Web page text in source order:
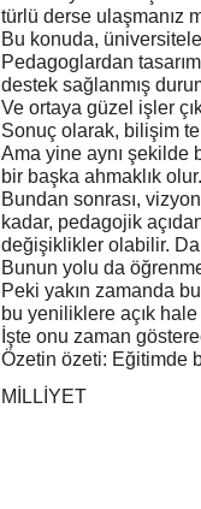
türlü derse ulaşmanız
Bu konuda,
Pedagoglardan
destek sağlanmış
Ve ortaya güzel işler
Sonuç olarak, bilişim
Ama yine aynı şekilde
bir başka ahmaklık olur.
Bundan sonrası,
kadar, pedagojik
değişiklikler olabilir.
Bunun yolu da
Peki yakın zamanda
bu yeniliklere açık
İşte onu zaman
Özetin özeti: Eğitimde
MİLLİYET